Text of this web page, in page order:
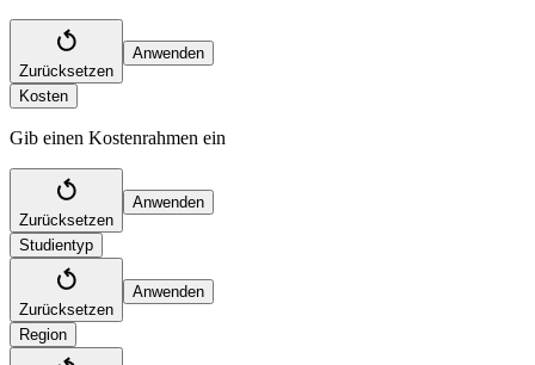
Zurücksetzen
Anwenden
Kosten
Gib einen Kostenrahmen ein
Zurücksetzen
Anwenden
Studientyp
Zurücksetzen
Anwenden
Region